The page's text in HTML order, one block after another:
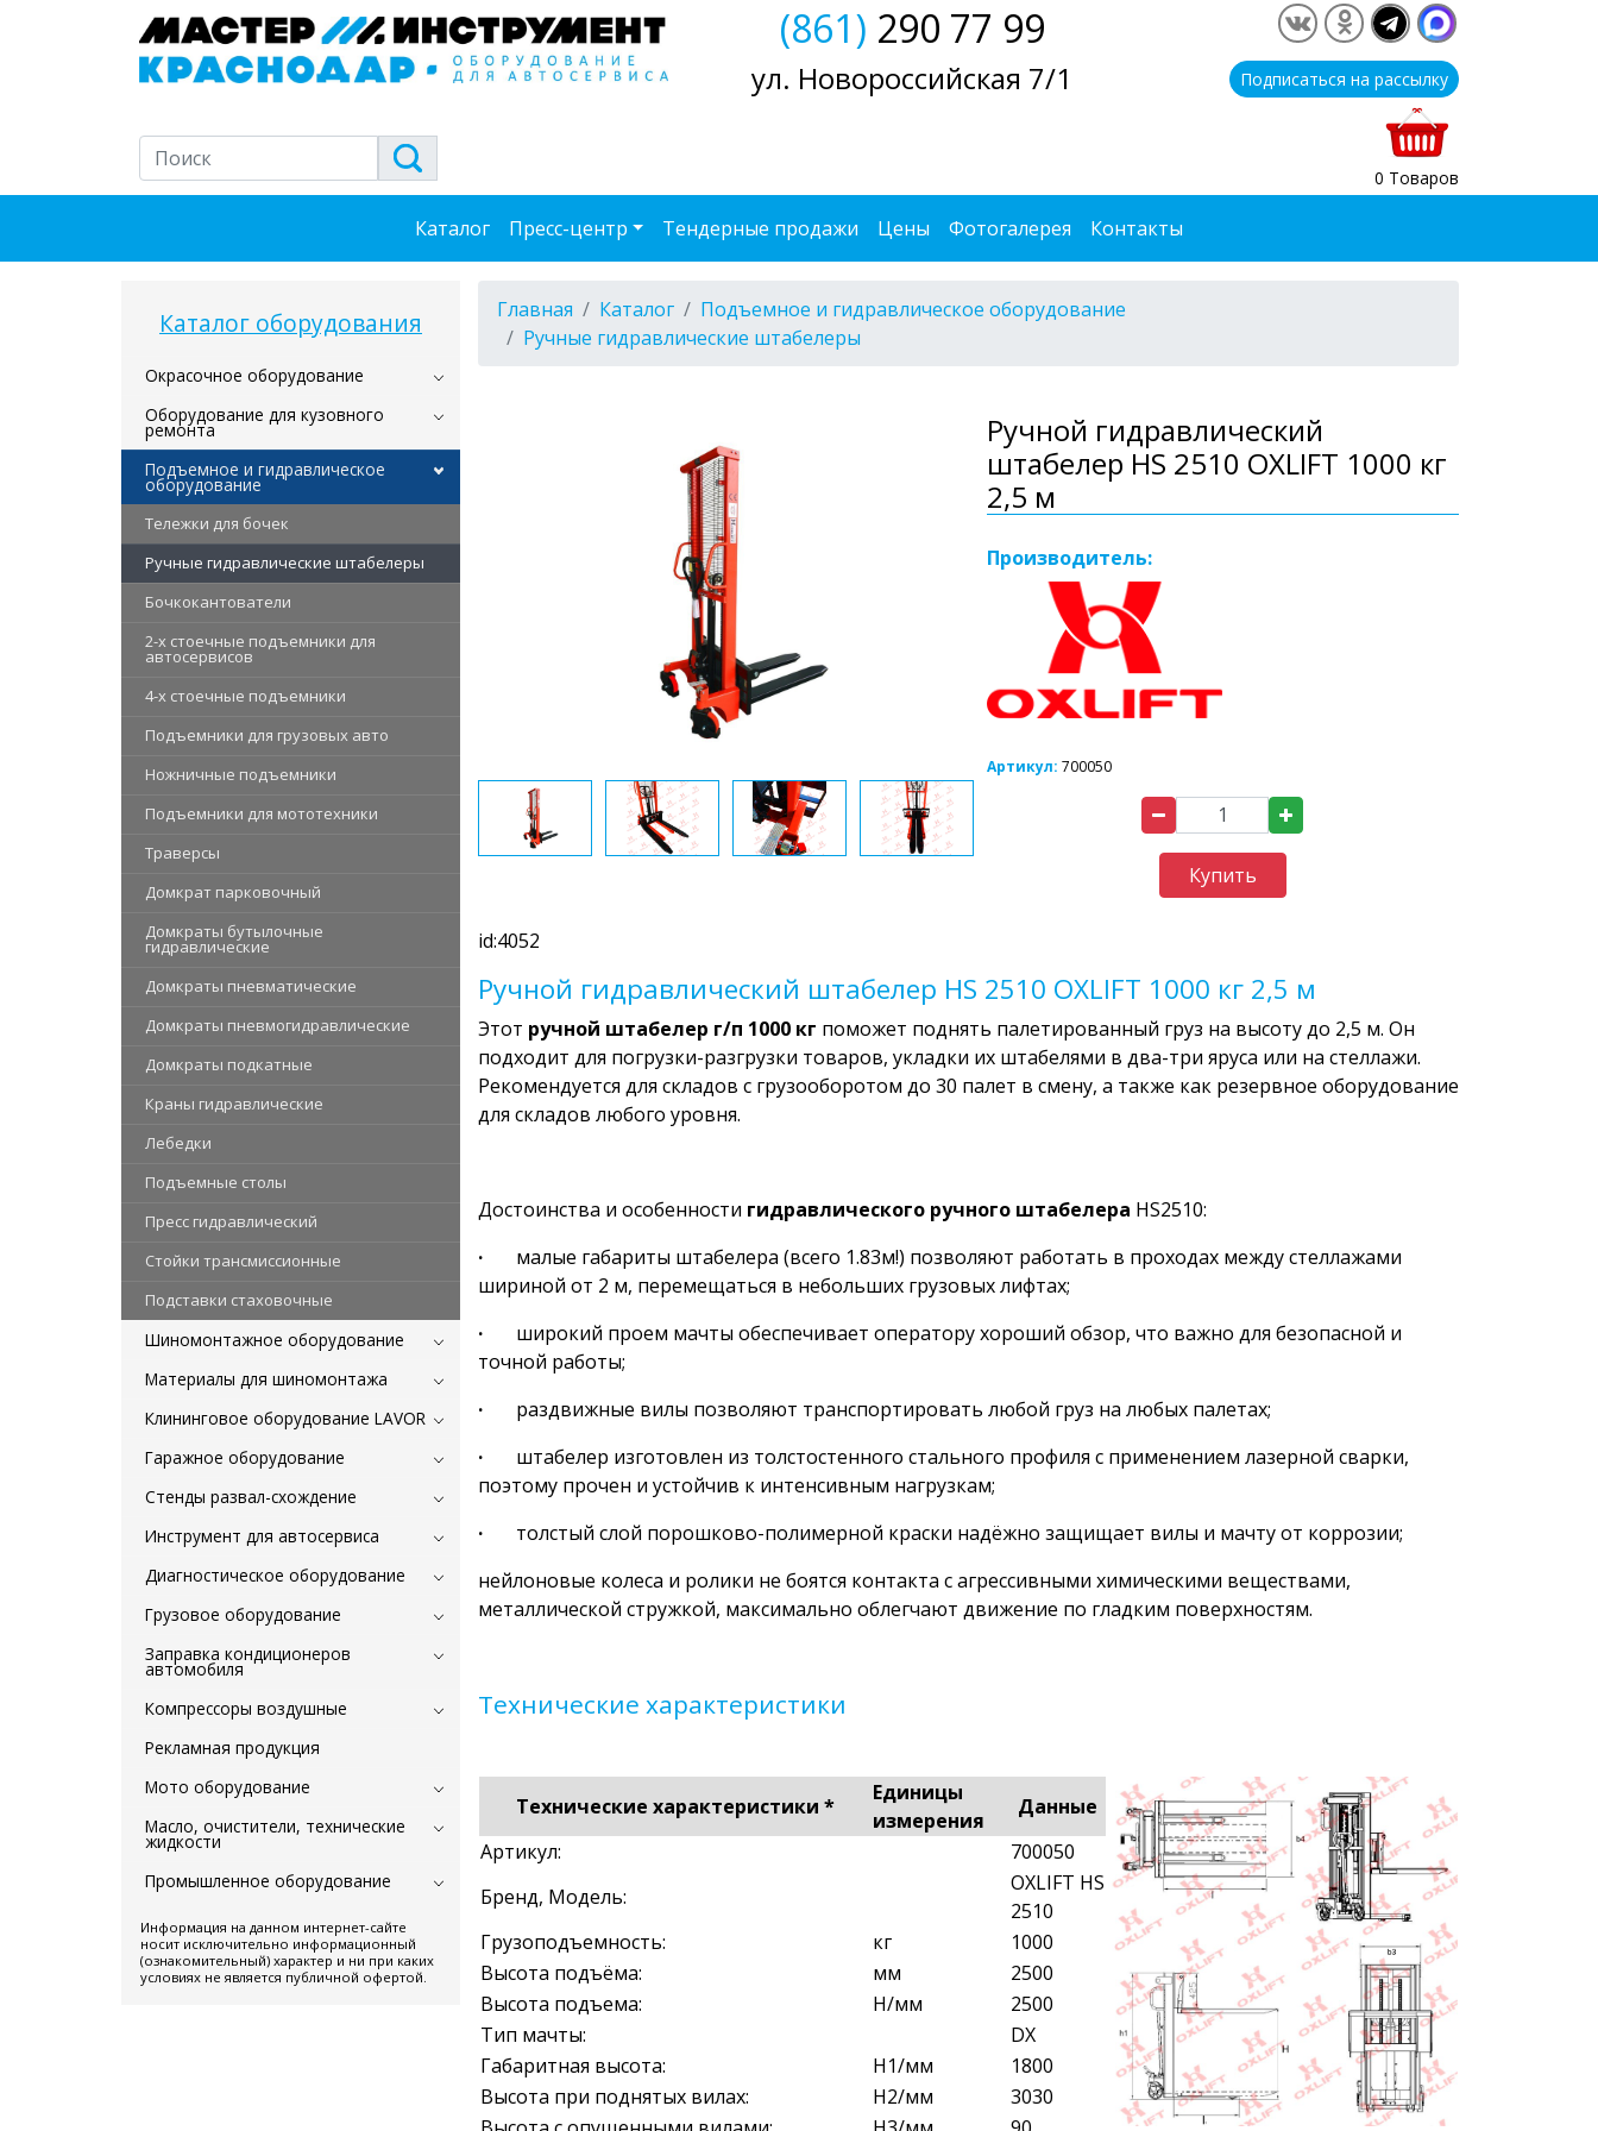
(861) 290 77 99
ул. Новороссийская 7/1 Подписаться на рассылку
0 Товаров
Каталог Пресс-центр Тендерные продажи Цены Фотогалерея Контакты
Каталог оборудования
Окрасочное оборудование
Оборудование для кузовного
ремонта
Подъемное и гидравлическое
оборудование
Тележки для бочек
Ручные гидравлические штабелеры
Бочкокантователи
2-х стоечные подъемники для
автосервисов
4-х стоечные подъемники
Подъемники для грузовых авто
Ножничные подъемники
Подъемники для мототехники
Траверсы
Домкрат парковочный
Домкраты бутылочные
гидравлические
Домкраты пневматические
Домкраты пневмогидравлические
Домкраты подкатные
Краны гидравлические
Лебедки
Подъемные столы
Пресс гидравлический
Стойки трансмиссионные
Подставки стаховочные
Шиномонтажное оборудование
Материалы для шиномонтажа
Клининговое оборудование LAVOR
Гаражное оборудование
Стенды развал-схождение
Инструмент для автосервиса
Диагностическое оборудование
Грузовое оборудование
Заправка кондиционеров
автомобиля
Компрессоры воздушные
Рекламная продукция
Мото оборудование
Масло, очистители, технические
жидкости
Промышленное оборудование
Информация на данном интернет-сайте
носит исключительно информационный
(ознакомительный) характер и ни при каких
условиях не является публичной офертой.
Главная Каталог
Подъемное и гидравлическое оборудование
Ручные гидравлические штабелеры
Ручной гидравлический
штабелер HS 2510 OXLIFT 1000 кг
2,5 м
Производитель:
Артикул: 700050
Купить
id:4052
Ручной гидравлический штабелер HS 2510 OXLIFT 1000 кг 2,5 м
Этот ручной штабелер г/п 1000 кг поможет поднять палетированный груз на высоту до 2,5 м. Он
подходит для погрузки-разгрузки товаров, укладки их штабелями в два-три яруса или на стеллажи.
Рекомендуется для складов с грузооборотом до 30 палет в смену, а также как резервное оборудование
для складов любого уровня.
Достоинства и особенности гидравлического ручного штабелера HS2510:
·
малые габариты штабелера (всего 1.83м!) позволяют работать в проходах между стеллажами
шириной от 2 м, перемещаться в небольших грузовых лифтах;
·
широкий проем мачты обеспечивает оператору хороший обзор, что важно для безопасной и
точной работы;
·
раздвижные вилы позволяют транспортировать любой груз на любых палетах;
·
штабелер изготовлен из толстостенного стального профиля с применением лазерной сварки,
поэтому прочен и устойчив к интенсивным нагрузкам;
·
толстый слой порошково-полимерной краски надёжно защищает вилы и мачту от коррозии;
нейлоновые колеса и ролики не боятся контакта с агрессивными химическими веществами,
металлической стружкой, максимально облегчают движение по гладким поверхностям.
Технические характеристики
Технические характеристики *
Единицы
измерения
Данные
Артикул:
700050
Бренд, Модель:
OXLIFT HS
2510
Грузоподъемность:
кг
1000
Высота подъёма:
мм
2500
Высота подъема:
H/мм
2500
Тип мачты:
DX
Габаритная высота:
H1/мм
1800
Высота при поднятых вилах:
H2/мм
3030